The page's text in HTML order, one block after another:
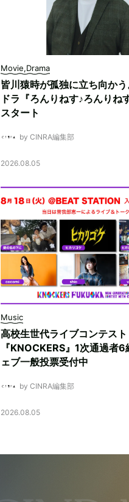
Movie,Drama
皆川猿時が孤独に立ち向か
ドラ『ろんりねす♪ろんりね
スタート
by CINRA編集部
2026.08.05
Music
高校生世代ライブコンテスト
『KNOCKERS』1次通過者
ェブ一般投票受付中
by CINRA編集部
2026.08.05